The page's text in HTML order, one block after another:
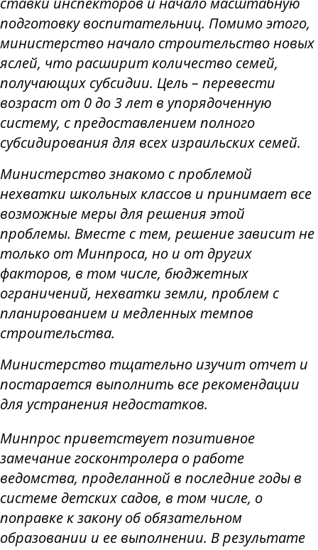
подготовку воспитательниц. Помимо этого,
министерство начало строительство новых
яслей, что расширит количество семей,
получающих субсидии. Цель – перевести
возраст от 0 до 3 лет в упорядоченную
систему, с предоставлением полного
субсидирования для всех израильских семей.
Министерство знакомо с проблемой
нехватки школьных классов и принимает все
возможные меры для решения этой
проблемы. Вместе с тем, решение зависит не
только от Минпроса, но и от других
факторов, в том числе, бюджетных
ограничений, нехватки земли, проблем с
планированием и медленных темпов
строительства.
Министерство тщательно изучит отчет и
постарается выполнить все рекомендации
для устранения недостатков.
Минпрос приветствует позитивное
замечание госконтролера о работе
ведомства, проделанной в последние годы в
системе детских садов, в том числе, о
поправке к закону об обязательном
образовании и ее выполнении. В результате